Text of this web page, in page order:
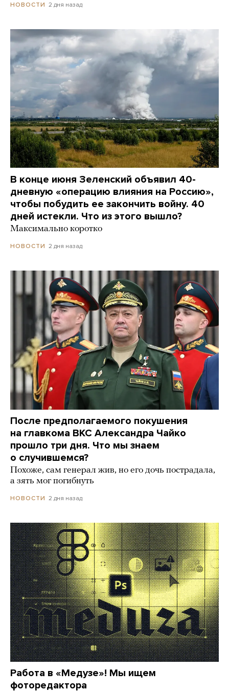
НОВОСТИ 2 дня назад
В конце июня Зеленский объявил 40-
дневную «операцию влияния на Россию»,
чтобы побудить ее закончить войну. 40
дней истекли. Что из этого вышло?
Максимально коротко
НОВОСТИ 2 дня назад
После предполагаемого покушения
на главкома ВКС Александра Чайко
прошло три дня. Что мы знаем
о случившемся?
Похоже, сам генерал жив, но его дочь пострадала,
а зять мог погибнуть
НОВОСТИ 2 дня назад
Работа в «Медузе»! Мы ищем
фоторедактора